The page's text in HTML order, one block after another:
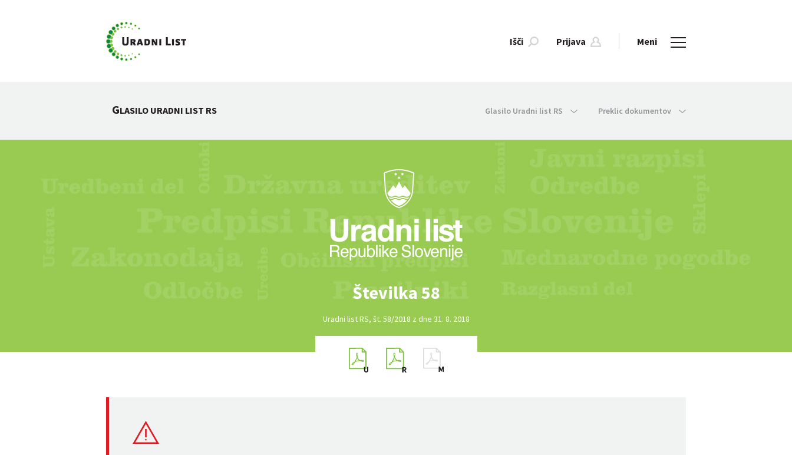
Išči Prijava Meni
GLASILO URADNI LIST RS Glasilo Uradni list RS Preklic dokumentov
Številka 58
Uradni list RS, št. 58/2018 z dne 31. 8. 2018